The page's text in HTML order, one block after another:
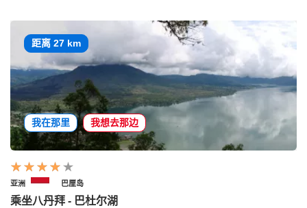
距离 27 km
我在那里 我想去那边
亚洲 巴厘岛
乘坐八丹拜 - 巴杜尔湖